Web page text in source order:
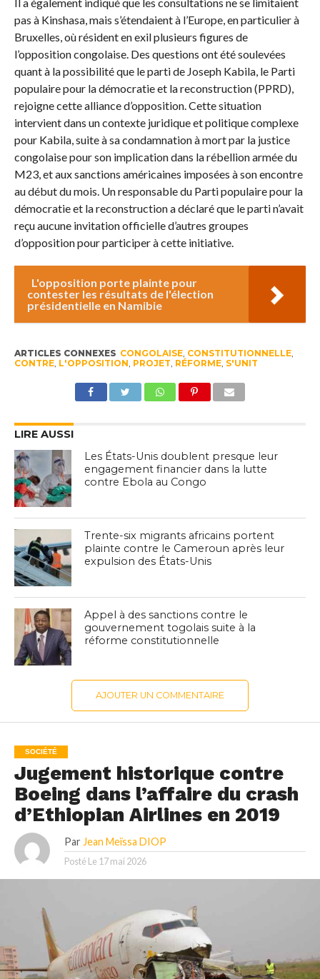
pas à Kinshasa, mais s’étendaient à l’Europe, en particulier à
Bruxelles, où résident en exil plusieurs figures de
l’opposition congolaise. Des questions ont été soulevées
quant à la possibilité que le parti de Joseph Kabila, le Parti
populaire pour la démocratie et la reconstruction (PPRD),
rejoigne cette alliance d’opposition. Cette situation
intervient dans un contexte juridique et politique complexe
pour Kabila, suite à sa condamnation à mort par la justice
congolaise pour son implication dans la rébellion armée du
M23, et aux sanctions américaines imposées à son encontre
au début du mois. Un responsable du Parti populaire pour la
démocratie et la reconstruction a déclaré que le parti n’avait
reçu aucune invitation officielle d’autres groupes
d’opposition pour participer à cette initiative.
L'opposition porte plainte pour
contester les résultats de l'élection
présidentielle en Namibie
ARTICLES CONNEXES CONGOLAISE, CONSTITUTIONNELLE,
CONTRE, L'OPPOSITION PROJET RÉFORME, S'UNIT
LIRE AUSSI
Les États-Unis doublent presque leur
engagement financier dans la lutte
contre Ebola au Congo
Trente-six migrants africains portent
plainte contre le Cameroun après leur
expulsion des États-Unis
Appel à des sanctions contre le
gouvernement togolais suite à la
réforme constitutionnelle
AJOUTER UN COMMENTAIRE
SOCIÉTÉ
Jugement historique contre
Boeing dans l’affaire du crash
d’Ethiopian Airlines en 2019
Par Jean Meïssa DIOP
Posté Le 17 mai 2026